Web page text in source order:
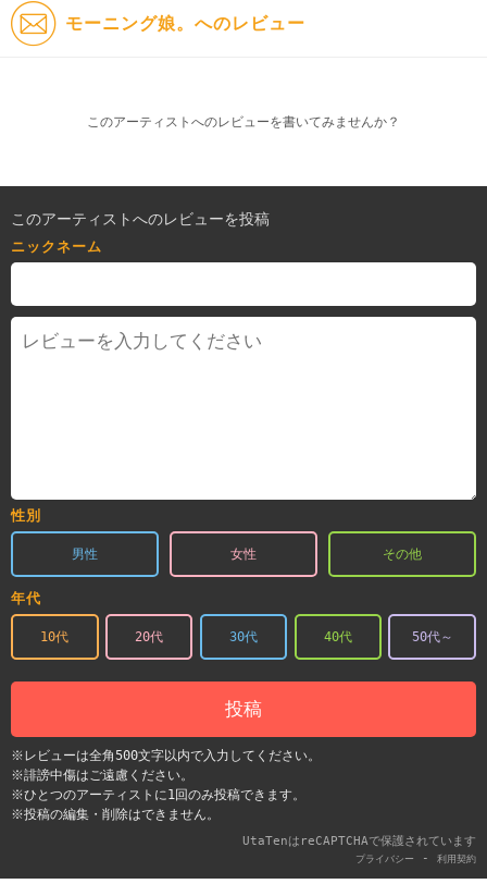
モーニング娘。へのレビュー
このアーティストへのレビューを書いてみませんか？
このアーティストへのレビューを投稿
ニックネーム
性別
男性 女性 その他
年代
10代 20代 30代 40代 50代～
投稿
※レビューは全角500文字以内で入力してください。
※誹謗中傷はご遠慮ください。
※ひとつのアーティストに1回のみ投稿できます。
※投稿の編集・削除はできません。
UtaTenはreCAPTCHAで保護されています
プライバシー - 利用契約